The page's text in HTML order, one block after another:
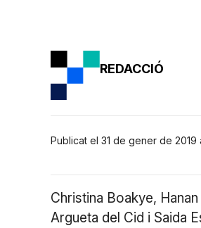
REDACCIÓ
Publicat el 31 de gener de 2019
Christina Boakye,
Argueta del Cid i Saida